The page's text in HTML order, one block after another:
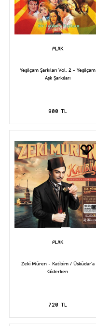
Yeşilçam Şarkıları Vol. 2 - Yeşilçam
Aşk Şarkıları
900 TL
Zeki Müren - Katibim / Üsküdar'a
Giderken
720 TL